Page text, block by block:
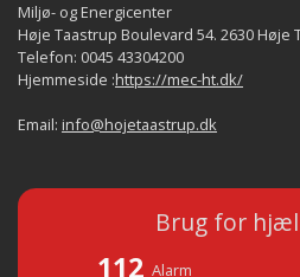
Miljø- og Energicenter
Høje Taastrup Boulevard 54. 2630 Høje
Telefon: 0045 43304200
Hjemmeside :https://mec-ht.dk/
Email: info@hojetaastrup.dk
Brug for
112 Alarm